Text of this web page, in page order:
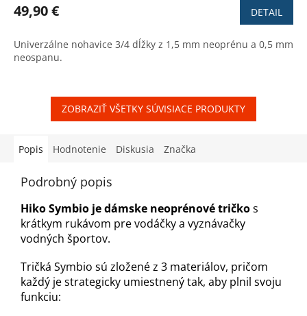
49,90 € DETAIL
Univerzálne nohavice 3/4 dĺžky z 1,5 mm neoprénu a 0,5 mm
neospanu.
ZOBRAZIŤ VŠETKY SÚVISIACE PRODUKTY
Popis Hodnotenie Diskusia Značka
Podrobný popis
Hiko Symbio je dámske neoprénové tričkos
krátkym rukávom pre vodáčky a vyznávačky
vodných športov.
Tričká Symbio sú zložené z 3 materiálov, pričom
každý je strategicky umiestnený tak, aby plnil svoju
funkciu: